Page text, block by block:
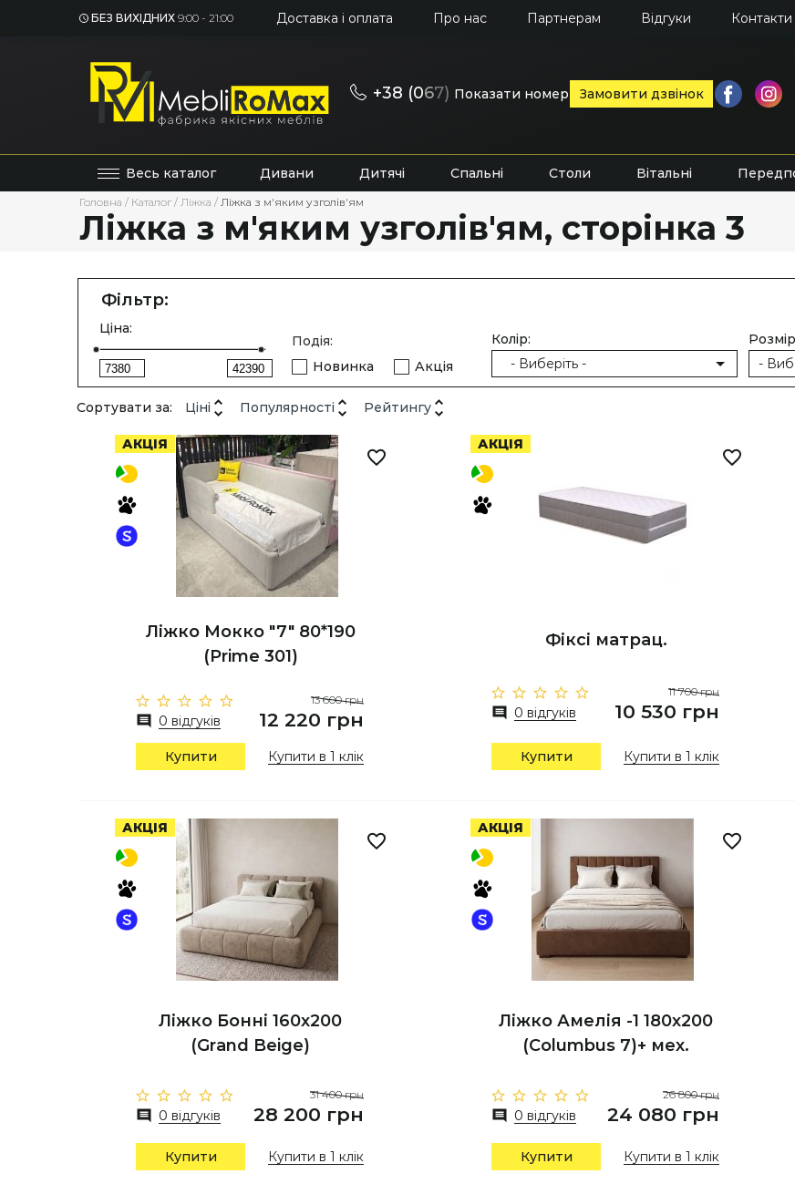
БЕЗ ВИХІДНИХ 9:00 - 21:00 Доставка і оплата Про нас Партнерам Відгуки Контакти
+38 (067) Показати номер Замовити дзвінок
Весь каталог Дивани Дитячі Спальні Столи Вітальні
Головна / Каталог / Ліжка / Ліжка з м'яким узголів'ям
Ліжка з м'яким узголів'ям, сторінка 3
Фільтр:
Ціна:
Подія:
Новинка
Акція
Колір:
- Виберіть -
Розмір
-
Сортувати за: Ціні Популярності Рейтингу
АКЦІЯ
Ліжко Мокко "7" 80*190
(Prime 301)
0 відгуків
13 600 грн
12 220 грн
Купити Купити в 1 клік
АКЦІЯ
Фіксі матрац.
0 відгуків
11 700 грн
10 530 грн
Купити Купити в 1 клік
АКЦІЯ
Ліжко Бонні 160х200
(Grand Beige)
0 відгуків
31 400 грн
28 200 грн
Купити Купити в 1 клік
АКЦІЯ
Ліжко Амелія -1 180х200
(Columbus 7)+ мех.
0 відгуків
26 800 грн
24 080 грн
Купити Купити в 1 клік